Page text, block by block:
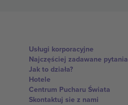
Usługi korporacyjne
Najczęściej zadawane pytania
Jak to działa?
Hotele
Centrum Pucharu Świata
Skontaktuj sie z nami